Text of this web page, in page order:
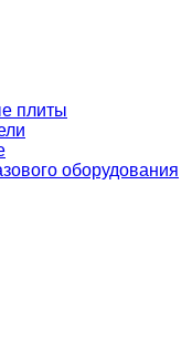
плиты
оборудования